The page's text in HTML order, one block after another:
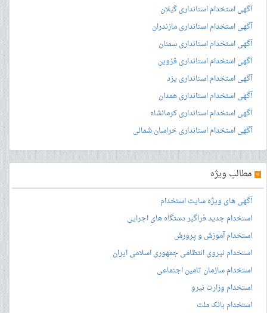
آگهی استخدام استانداری گیلان
آگهی استخدام استانداری مازندران
آگهی استخدام استانداری سمنان
آگهی استخدام استانداری قزوین
آگهی استخدام استانداری یزد
آگهی استخدام استانداری همدان
آگهی استخدام استانداری کرمانشاه
آگهی استخدام استانداری خراسان شمالی
» مطالب ویژه
آگهی های ویژه سایت استخدام
استخدام جدید فراگیر دستگاه های اجرایی
استخدام آموزش و پرورش
استخدام نیروی انتظامی جمهوری اسلامی ایران
استخدام سازمان تامین اجتماعی
استخدام وزارت نیرو
استخدام بانک ملت